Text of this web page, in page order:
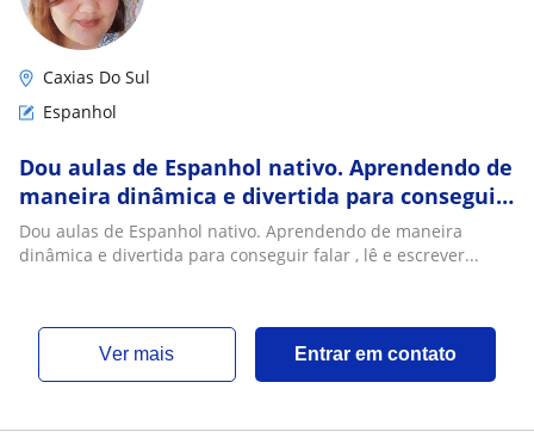
Caxias Do Sul
Espanhol
Dou aulas de Espanhol nativo. Aprendendo de
maneira dinâmica e divertida para conseguir
falar , lê e escrever
Dou aulas de Espanhol nativo. Aprendendo de maneira
dinâmica e divertida para conseguir falar , lê e escrever...
ver mais Entrar em contato